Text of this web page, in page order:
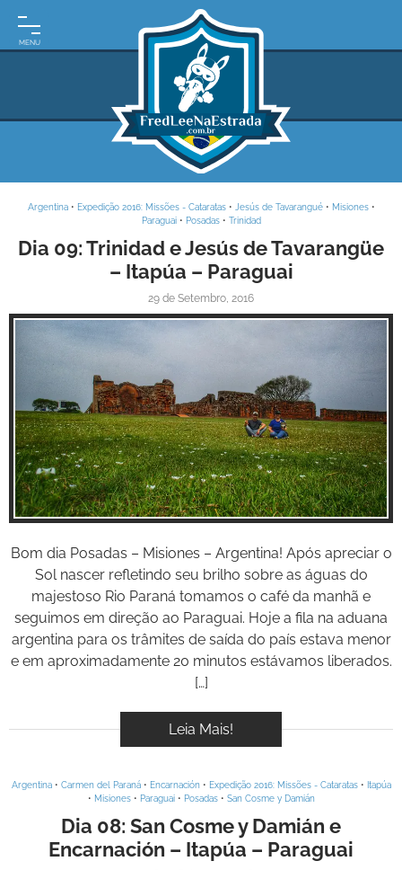
INÍCIO
VIAGEM
RODOVIÁRIOS
BOOK
VÍDEOS
Argentina• Expedição 2016: Missões - Cataratas• Jesús de Tavarangué• Misiones•
Paraguai• Posadas• Trinidad
Dia 09: Trinidad e Jesús de Tavarangüe
– Itapúa – Paraguai
29 de Setembro, 2016
Inspire-se!
Bom dia Posadas – Misiones – Argentina! Após apreciar o
Sol nascer refletindo seu brilho sobre as águas do
majestoso Rio Paraná tomamos o café da manhã e
seguimos em direção ao Paraguai. Hoje a fila na aduana
argentina para os trâmites de saída do país estava menor
e em aproximadamente 20 minutos estávamos liberados.
[…]
Leia Mais!
Argentina• Carmen del Paraná• Encarnación• Expedição 2016: Missões - Cataratas• Itapúa
• Misiones• Paraguai• Posadas• San Cosme y Damián
Dia 08: San Cosme y Damián e
Encarnación – Itapúa – Paraguai